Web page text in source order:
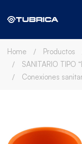
Home Productos
SANITARIO TIPO
Conexiones